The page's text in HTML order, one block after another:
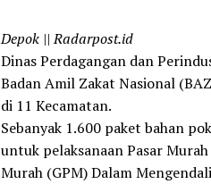
Depok || Radarpost.id
Dinas Perdagangan dan
Badan Amil Zakat Nasional
di 11 Kecamatan.
Sebanyak 1.600 paket bahan
untuk pelaksanaan Pasar
Murah (GPM) Dalam